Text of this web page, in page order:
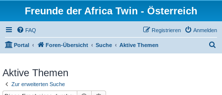
Freunde der Africa Twin - Österreich
FAQ Anmelden
Registrieren
Portal Foren-Übersicht Suche Aktive Themen
Aktive Themen
Zur erweiterten Suche